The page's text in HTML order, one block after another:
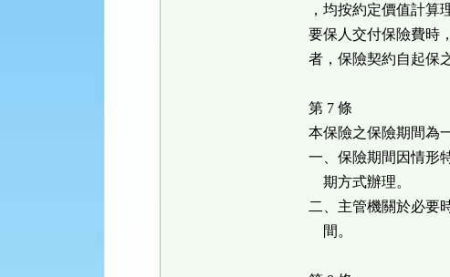
，均按約定價值計算
要保人交付保險費時
者，保險契約自起保
第 7 條
本保險之保險期間為
一、保險期間因情形
期方式辦理。
二、主管機關於必要
間。